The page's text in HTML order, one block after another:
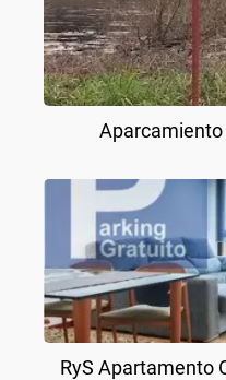
RyS Apartamento